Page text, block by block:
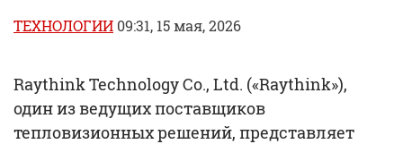
ТЕХНОЛОГИИ 09:31, 15 мая, 2026
Raythink Technology Co., Ltd. («Raythink»),
один из ведущих поставщиков
тепловизионных решений, представляет